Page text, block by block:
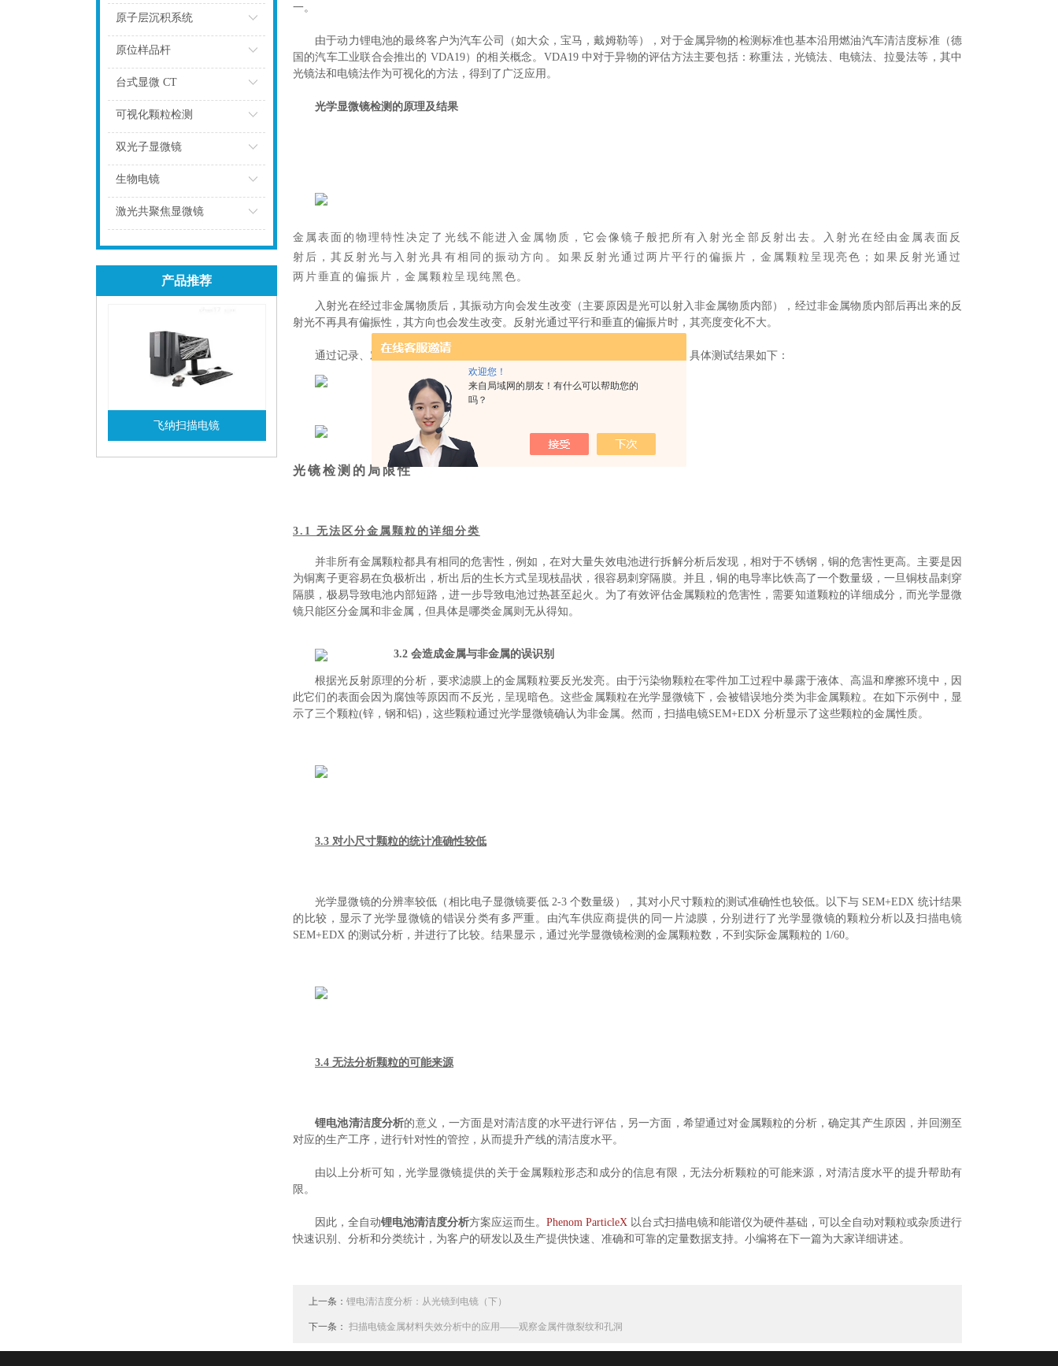
欢迎您！
来自局域网的朋友！有什么可以帮助您的
吗？
原子层沉积系统
原位样品杆
台式显微 CT
可视化颗粒检测
双光子显微镜
生物电镜
点击
激光共聚焦显微镜
产品推荐
飞纳扫描电镜
查看详情
一。
由于动力锂电池的最终客户为汽车公司（如大众，宝马，戴姆勒等），对于金属异物的检测标准也基本沿用燃油汽车清洁度标准（德
国的汽车工业联合会推出的 VDA19）的相关概念。VDA19 中对于异物的评估方法主要包括：称重法，光镜法、电镜法、拉曼法等，其中
光镜法和电镜法作为可视化的方法，得到了广泛应用。
光学显微镜检测的原理及结果
金属表面的物理特性决定了光线不能进入金属物质，它会像镜子般把所有入射光全部反射出去。入射光在经由金属表面反
射后，其反射光与入射光具有相同的振动方向。如果反射光通过两片平行的偏振片，金属颗粒呈现亮色；如果反射光通过
两片垂直的偏振片，金属颗粒呈现纯黑色。
入射光在经过非金属物质后，其振动方向会发生改变（主要原因是光可以射入非金属物质内部），经过非金属物质内部后再出来的反
射光不再具有偏振性，其方向也会发生改变。反射光通过平行和垂直的偏振片时，其亮度变化不大。
通过记录、对比颗粒在不同偏振光下的图片，而后鉴别出金属和非金属颗粒。具体测试结果如下：
光镜检测的局限性
3.1 无法区分金属颗粒的详细分类
并非所有金属颗粒都具有相同的危害性，例如，在对大量失效电池进行拆解分析后发现，相对于不锈钢，铜的危害性更高。主要是因
为铜离子更容易在负极析出，析出后的生长方式呈现枝晶状，很容易刺穿隔膜。并且，铜的电导率比铁高了一个数量级，一旦铜枝晶刺穿
隔膜，极易导致电池内部短路，进一步导致电池过热甚至起火。为了有效评估金属颗粒的危害性，需要知道颗粒的详细成分，而光学显微
镜只能区分金属和非金属，但具体是哪类金属则无从得知。
3.2 会造成金属与非金属的误识别
根据光反射原理的分析，要求滤膜上的金属颗粒要反光发亮。由于污染物颗粒在零件加工过程中暴露于液体、高温和摩擦环境中，因
此它们的表面会因为腐蚀等原因而不反光，呈现暗色。这些金属颗粒在光学显微镜下，会被错误地分类为非金属颗粒。在如下示例中，显
示了三个颗粒(锌，钢和铝)，这些颗粒通过光学显微镜确认为非金属。然而，扫描电镜SEM+EDX 分析显示了这些颗粒的金属性质。
3.3 对小尺寸颗粒的统计准确性较低
光学显微镜的分辨率较低（相比电子显微镜要低 2-3 个数量级），其对小尺寸颗粒的测试准确性也较低。以下与 SEM+EDX 统计结果
的比较，显示了光学显微镜的错误分类有多严重。由汽车供应商提供的同一片滤膜，分别进行了光学显微镜的颗粒分析以及 扫描电镜
SEM+EDX 的测试分析，并进行了比较。结果显示，通过光学显微镜检测的金属颗粒数，不到实际金属颗粒的 1/60。
3.4 无法分析颗粒的可能来源
锂电池清洁度分析的意义，一方面是对清洁度的水平进行评估，另一方面，希望通过对金属颗粒的分析，确定其产生原因，并回溯至
对应的生产工序，进行针对性的管控，从而提升产线的清洁度水平。
由以上分析可知，光学显微镜提供的关于金属颗粒形态和成分的信息有限，无法分析颗粒的可能来源，对清洁度水平的提升帮助有
限。
因此，全自动锂电池清洁度分析方案应运而生。Phenom ParticleX 以台式扫描电镜和能谱仪为硬件基础，可以全自动对颗粒或杂质进行
快速识别、分析和分类统计，为客户的研发以及生产提供快速、准确和可靠的定量数据支持。小编将在下一篇为大家详细讲述。
上一条： 锂电清洁度分析：从光镜到电镜（下）
下一条： 扫描电镜金属材料失效分析中的应用——观察金属件微裂纹和孔洞